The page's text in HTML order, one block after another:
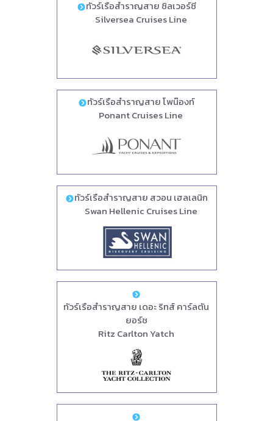
ทัวร์เรือสำราญสาย ซิลเวอร์ซี
Silversea Cruises Line
ทัวร์เรือสำราญสาย โพน๊องท์
Ponant Cruises Line
ทัวร์เรือสำราญสาย สวอน เฮลเลนิก
Swan Hellenic Cruises Line
ทัวร์เรือสำราญสาย เดอะ ริทส์ คาร์ลตัน
ยอร์ช
Ritz Carlton Yatch